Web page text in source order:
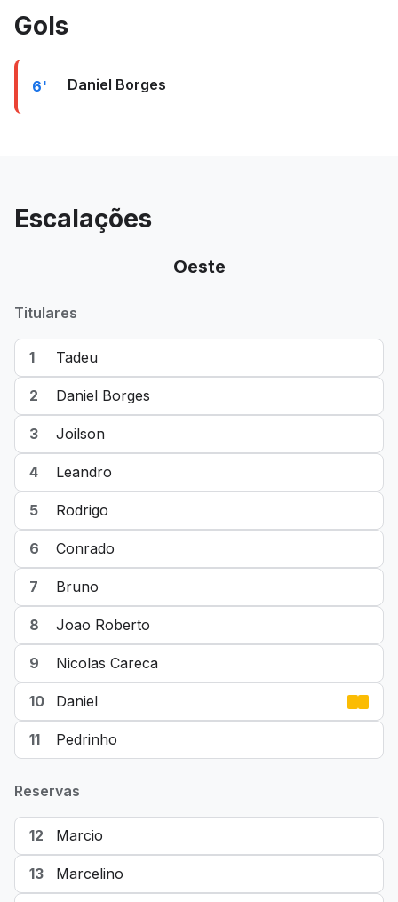
Gols
6' Daniel Borges
Escalações
Oeste
Titulares
1 Tadeu
2 Daniel Borges
3 Joilson
4 Leandro
5 Rodrigo
6 Conrado
7 Bruno
8 Joao Roberto
9 Nicolas Careca
10 Daniel
11 Pedrinho
Reservas
12 Marcio
13 Marcelino